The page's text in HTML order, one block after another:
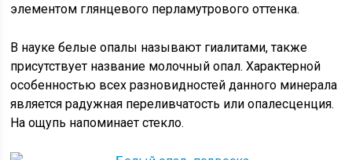
элементом глянцевого перламутрового оттенка.
В науке белые опалы называют гиалитами, также
присутствует название молочный опал. Характерной
особенностью всех разновидностей данного минерала
является радужная переливчатость или опалесценция.
На ощупь напоминает стекло.